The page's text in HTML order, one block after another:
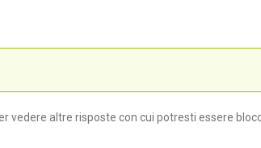
vedere altre risposte con cui potresti essere